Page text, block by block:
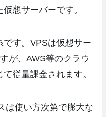
想サーバーです。
です。VPSは仮想サー
が、AWS等のクラウ
従量課金されます。
は使い方次第で膨大な